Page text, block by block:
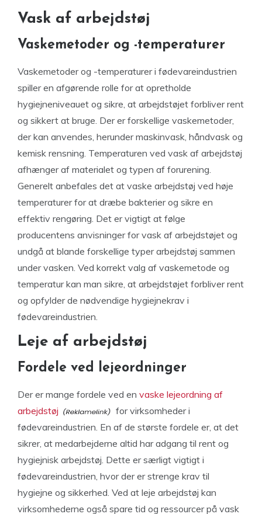
Vask af arbejdstøj
Vaskemetoder og -temperaturer
Vaskemetoder og -temperaturer i fødevareindustrien
spiller en afgørende rolle for at opretholde
hygiejneniveauet og sikre, at arbejdstøjet forbliver rent
og sikkert at bruge. Der er forskellige vaskemetoder,
der kan anvendes, herunder maskinvask, håndvask og
kemisk rensning. Temperaturen ved vask af arbejdstøj
afhænger af materialet og typen af forurening.
Generelt anbefales det at vaske arbejdstøj ved høje
temperaturer for at dræbe bakterier og sikre en
effektiv rengøring. Det er vigtigt at følge
producentens anvisninger for vask af arbejdstøjet og
undgå at blande forskellige typer arbejdstøj sammen
under vasken. Ved korrekt valg af vaskemetode og
temperatur kan man sikre, at arbejdstøjet forbliver rent
og opfylder de nødvendige hygiejnekrav i
fødevareindustrien.
Leje af arbejdstøj
Fordele ved lejeordninger
Der er mange fordele ved en vaske lejeordning af
arbejdstøj
for virksomheder i
fødevareindustrien. En af de største fordele er, at det
sikrer, at medarbejderne altid har adgang til rent og
hygiejnisk arbejdstøj. Dette er særligt vigtigt i
fødevareindustrien, hvor der er strenge krav til
hygiejne og sikkerhed. Ved at leje arbejdstøj kan
virksomhederne også spare tid og ressourcer på vask